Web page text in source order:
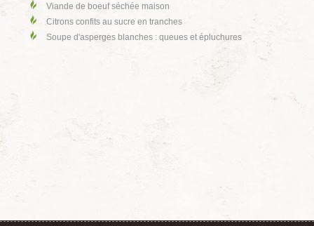
Viande de boeuf séchée maison
Citrons confits au sucre en tranches
Soupe d'asperges blanches : queues et épluchures